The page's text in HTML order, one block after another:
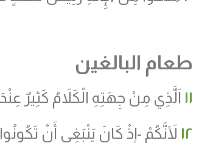
طعام البالغين
١١ اَلَّذِي مِنْ جِهَتِهِ الْكَلاَمُ كَثِيرٌ
١٢ لأَنَّكُمْ -إِذْ كَانَ يَنْبَغِي أَنْ